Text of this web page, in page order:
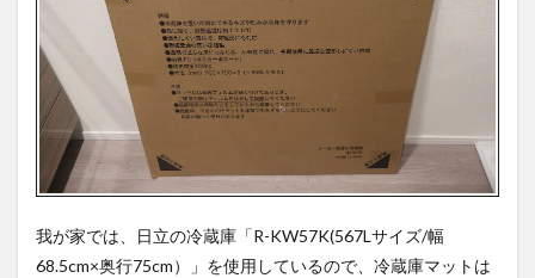
我が家では、日立の冷蔵庫「R-KW57K(567Lサイズ/幅
68.5cm×奥行75cm）」を使用しているので、冷蔵庫マットは